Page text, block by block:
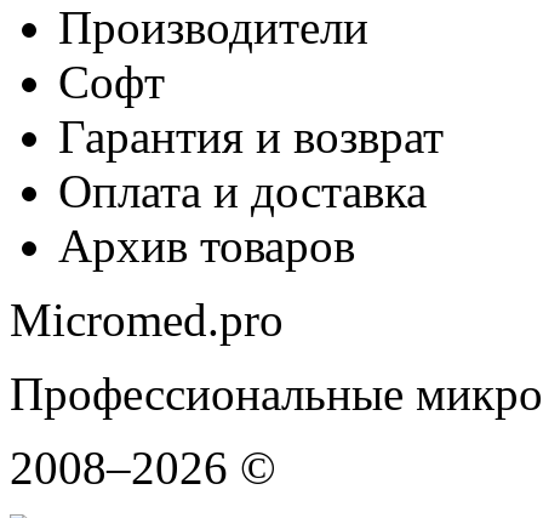
Производители
Софт
Гарантия и возврат
Оплата и доставка
Архив товаров
Micromed.pro
Профессиональные
2008–2026 ©